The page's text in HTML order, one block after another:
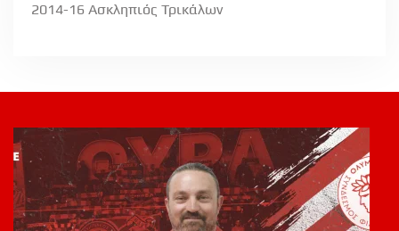
2014-16 Ασκληπιός Τρικάλων